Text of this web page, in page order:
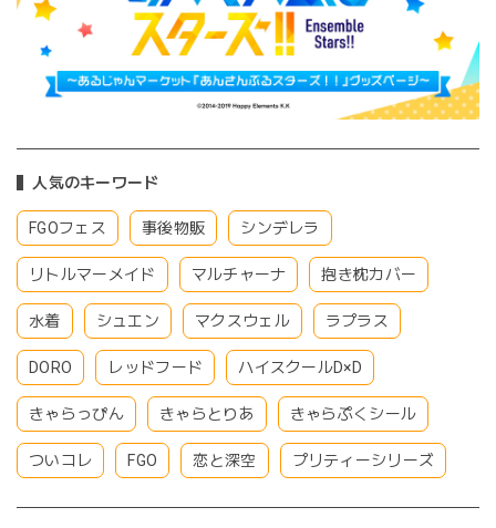
人気のキーワード
FGOフェス 事後物販 シンデレラ
リトルマーメイド マルチャーナ 抱き枕カバー
水着 シュエン マクスウェル ラプラス
DORO レッドフード ハイスクールD×D
きゃらっぴん きゃらとりあ きゃらぷくシール
ついコレ FGO 恋と深空 プリティーシリーズ